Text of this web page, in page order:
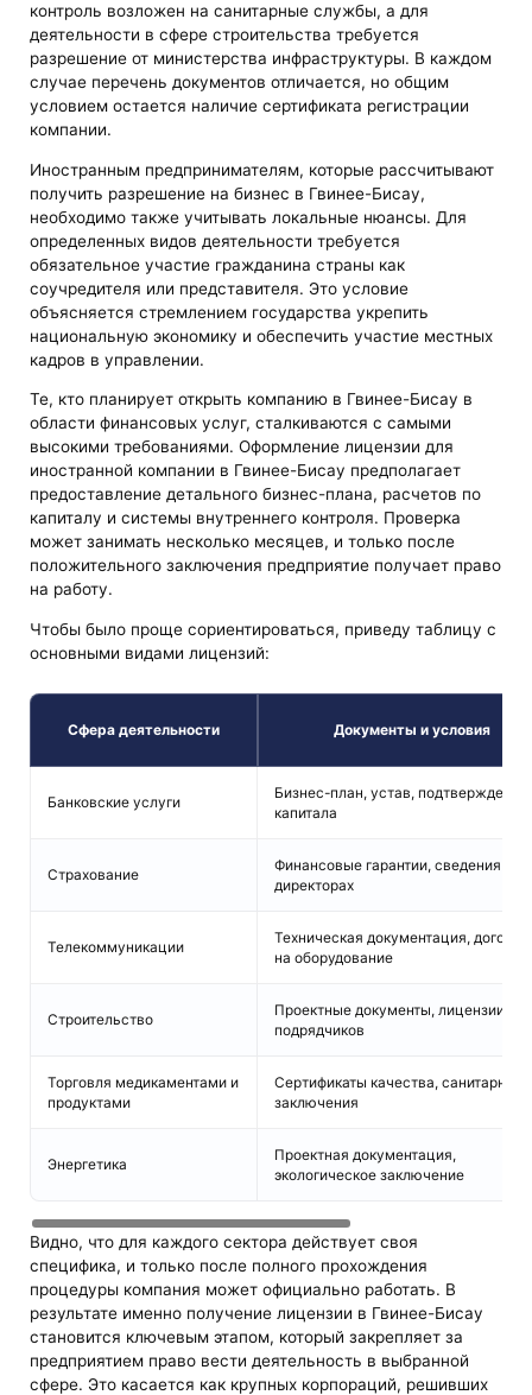
контроль возложен на санитарные службы, а для
деятельности в сфере строительства требуется
разрешение от министерства инфраструктуры. В каждом
случае перечень документов отличается, но общим
условием остается наличие сертификата регистрации
компании.
Иностранным предпринимателям, которые рассчитывают
получить разрешение на бизнес в Гвинее-Бисау,
необходимо также учитывать локальные нюансы. Для
определенных видов деятельности требуется
обязательное участие гражданина страны как
соучредителя или представителя. Это условие
объясняется стремлением государства укрепить
национальную экономику и обеспечить участие местных
кадров в управлении.
Те, кто планирует открыть компанию в Гвинее-Бисау в
области финансовых услуг, сталкиваются с самыми
высокими требованиями. Оформление лицензии для
иностранной компании в Гвинее-Бисау предполагает
предоставление детального бизнес-плана, расчетов по
капиталу и системы внутреннего контроля. Проверка
может занимать несколько месяцев, и только после
положительного заключения предприятие получает право
на работу.
Чтобы было проще сориентироваться, приведу таблицу с
основными видами лицензий:
Сфера деятельности Документы и условия
Банковские услуги
Бизнес-план, устав, подтверждение
капитала
Страхование
Финансовые гарантии, сведения о
директорах
Телекоммуникации
Техническая документация,
на оборудование
Строительство
Проектные документы, лицензии на
подрядчиков
Торговля медикаментами и
продуктами
Сертификаты качества, санитарные
заключения
Энергетика
Проектная документация,
экологическое заключение
Видно, что для каждого сектора действует своя
специфика, и только после полного прохождения
процедуры компания может официально работать. В
результате именно получение лицензии в Гвинее-Бисау
становится ключевым этапом, который закрепляет за
предприятием право вести деятельность в выбранной
сфере. Это касается как крупных корпораций, решивших